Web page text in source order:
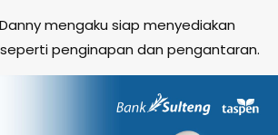
mengaku siap menyediakan
penginapan dan pengantaran.